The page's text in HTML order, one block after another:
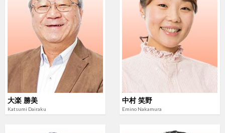
大楽 勝美
Katsumi Dairaku
中村 笑野
Emino Nakamura